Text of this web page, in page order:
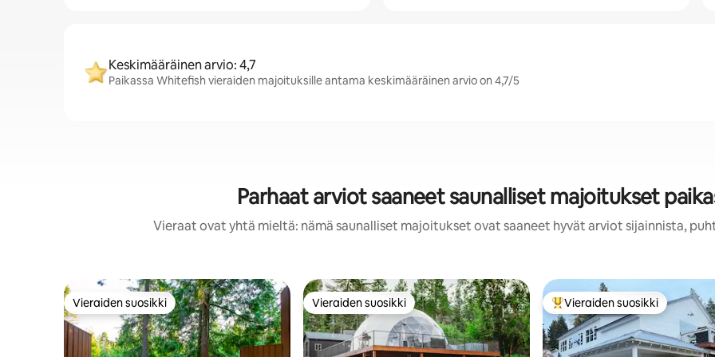
Keskimääräinen arvio: 4,7
Paikassa Whitefish vieraiden majoituksille antama keskimääräinen arvio on 4,7/5
Parhaat arviot saaneet saunalliset majoitukset
Vieraat ovat yhtä mieltä: nämä saunalliset majoitukset ovat saaneet hyvät arviot sijainnista,
Vieraiden suosikki
Vieraiden suosikki Vieraiden suosikki
Vieraiden suosikki Vieraiden suosikkien
Vieraiden suosikki